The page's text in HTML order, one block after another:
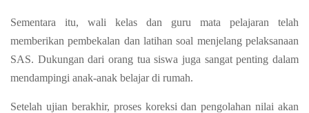
Sementara itu, wali kelas dan guru mata pelajaran telah
memberikan pembekalan dan latihan soal menjelang pelaksanaan
SAS. Dukungan dari orang tua siswa juga sangat penting dalam
mendampingi anak-anak belajar di rumah.
Setelah ujian berakhir, proses koreksi dan pengolahan nilai akan